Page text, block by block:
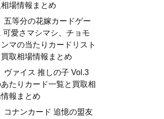
場情報まとめ
五等分の花嫁カードゲー
可愛さマシマシ、チョモ
マの当たりカードリスト
買取相場情報まとめ
ヴァイス 推しの子 Vol.3
たりカード一覧と買取相
報まとめ
コナンカード 追憶の盟友